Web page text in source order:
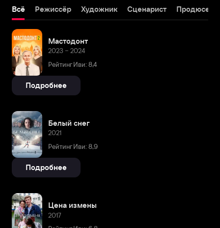
Всё Режиссёр Художник Сценарист Продюсер
Мастодонт
2023 – 2024
Рейтинг Иви: 8,4
Подробнее
Белый снег
2021
Рейтинг Иви: 8,9
Подробнее
Цена измены
2017